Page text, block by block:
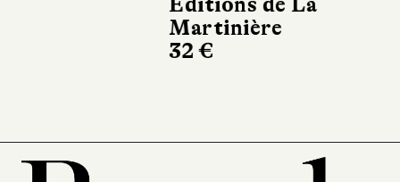
Éditions de La
Martinière
32 €